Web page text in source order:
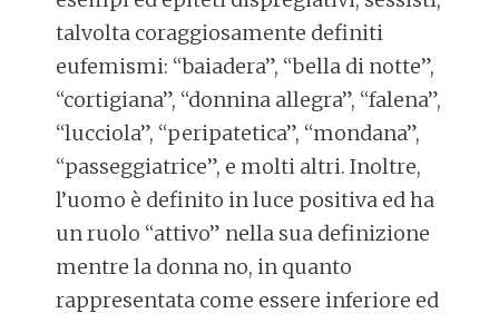
talvolta coraggiosamente definiti
eufemismi: “baiadera”, “bella di notte”,
“cortigiana”, “donnina allegra”, “falena”,
“lucciola”, “peripatetica”, “mondana”,
“passeggiatrice”, e molti altri. Inoltre,
l’uomo è definito in luce positiva ed ha
un ruolo “attivo” nella sua definizione
mentre la donna no, in quanto
rappresentata come essere inferiore ed